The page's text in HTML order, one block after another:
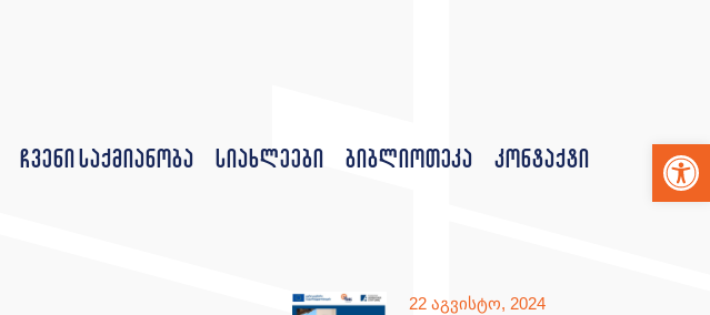
ჩვენი საქმიანობა სიახლეები ბიბლიოთეკა კონტაქტი
22 აგვისტო, 2024